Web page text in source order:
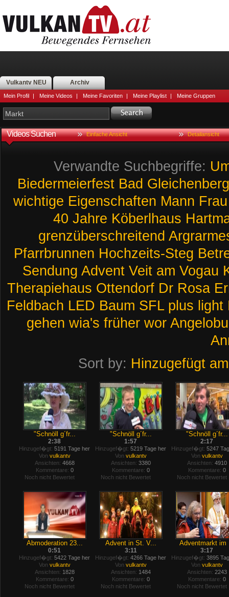
Vulkantv NEU Archiv
Mein Profil | Meine Videos | Meine Favoriten | Meine Playlist | Meine Gruppen
Videos Suchen Einfache Ansicht Detailansicht
Verwandte Suchbegriffe:
Biedermeierfest Bad Gleichenberg
wichtige Eigenschaften Mann Frau
40 Jahre Köberlhaus
grenzüberschreitend
Pfarrbrunnen Hochzeits-Steg
Sendung Advent Veit am Vogau
Therapiehaus Ottendorf Dr Rosa
Feldbach LED Baum SFL plus light
gehen wia's früher wor
Sort by: Hinzugefügt am
"Schnöll g´fr...
2:38
Hinzugef�gt: 5191 Tage her
Von vulkantv
Ansichten: 4668
Kommentare: 0
Noch nicht Bewertet
"Schnöll g´fr...
1:57
Hinzugef�gt: 5219 Tage her
Von vulkantv
Ansichten: 3380
Kommentare: 0
Noch nicht Bewertet
"Schnöll g´fr...
2:17
Hinzugef�gt: 5247
Von vulkantv
Ansichten: 4910
Kommentare: 0
Noch nicht Bewertet
Abmoderation 23...
0:51
Hinzugef�gt: 5422 Tage her
Von vulkantv
Ansichten: 1828
Kommentare: 0
Noch nicht Bewertet
Advent in St. V...
3:11
Hinzugef�gt: 4266 Tage her
Von vulkantv
Ansichten: 1484
Kommentare: 0
Noch nicht Bewertet
Adventmarkt im
3:17
Hinzugef�gt: 3895
Von vulkantv
Ansichten: 2243
Kommentare: 0
Noch nicht Bewertet